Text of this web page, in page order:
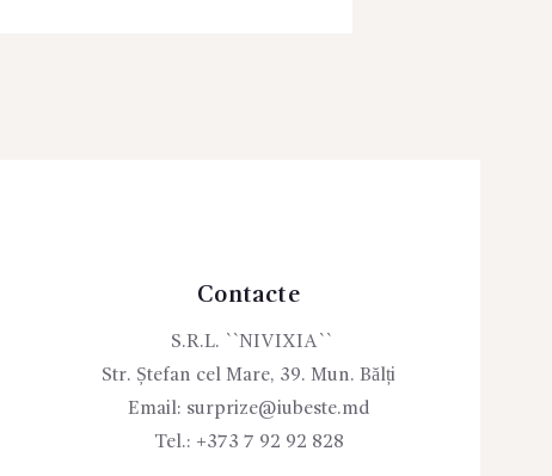
Contacte
S.R.L. ``NIVIXIA``
Str. Ștefan cel Mare, 39. Mun. Bălți
Email: surprize@iubeste.md
Tel.: +373 7 92 92 828